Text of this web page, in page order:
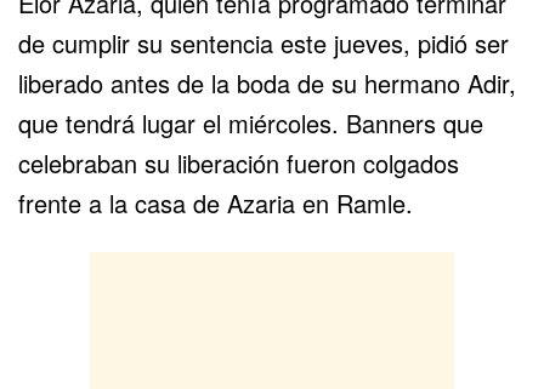
de cumplir su sentencia este jueves, pidió ser
liberado antes de la boda de su hermano Adir,
que tendrá lugar el miércoles. Banners que
celebraban su liberación fueron colgados
frente a la casa de Azaria en Ramle.